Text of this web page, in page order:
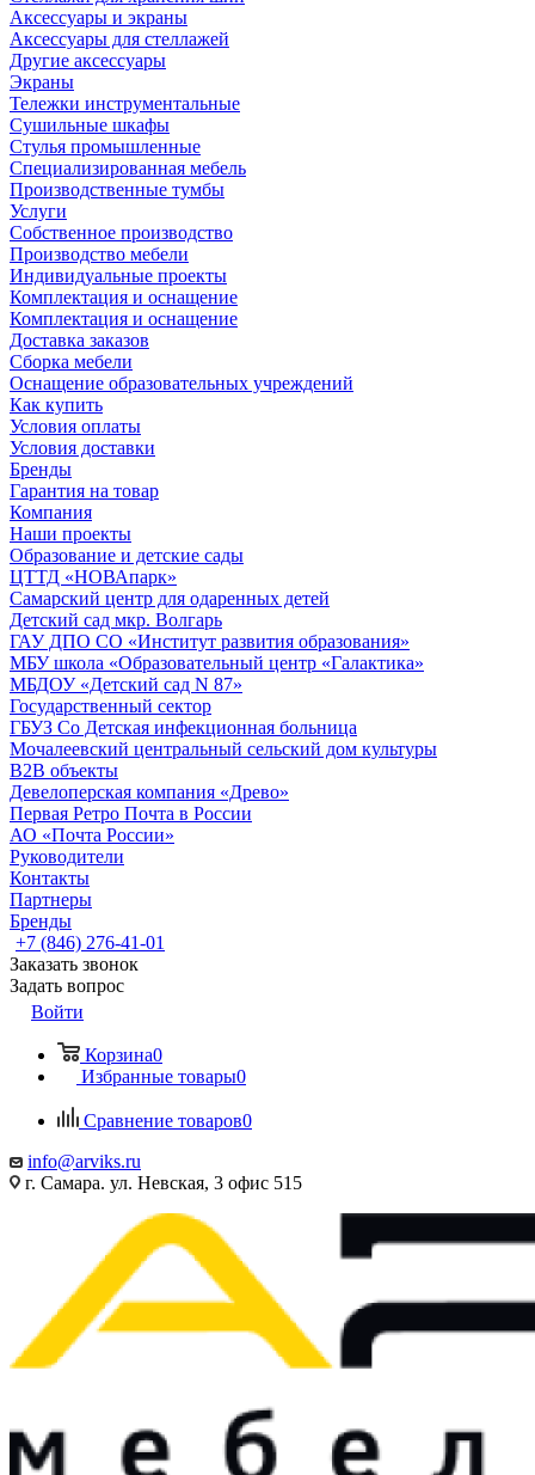
Аксессуары и экраны
Аксессуары для стеллажей
Другие аксессуары
Экраны
Тележки инструментальные
Сушильные шкафы
Стулья промышленные
Специализированная мебель
Производственные тумбы
Услуги
Собственное производство
Производство мебели
Индивидуальные проекты
Комплектация и оснащение
Комплектация и оснащение
Доставка заказов
Сборка мебели
Оснащение образовательных учреждений
Как купить
Условия оплаты
Условия доставки
Бренды
Гарантия на товар
Компания
Наши проекты
Образование и детские сады
ЦТТД «НОВАпарк»
Самарский центр для одаренных детей
Детский сад мкр. Волгарь
ГАУ ДПО СО «Институт развития образования»
МБУ школа «Образовательный центр «Галактика»
МБДОУ «Детский сад N 87»
Государственный сектор
ГБУЗ Со Детская инфекционная больница
Мочалеевский центральный сельский дом культуры
B2B объекты
Девелоперская компания «Древо»
Первая Ретро Почта в России
АО «Почта России»
Руководители
Контакты
Партнеры
Бренды
+7 (846) 276-41-01
Заказать звонок
Задать вопрос
Войти
Корзина0
Избранные товары0
Сравнение товаров0
info@arviks.ru
г. Самара. ул. Невская, 3 офис 515